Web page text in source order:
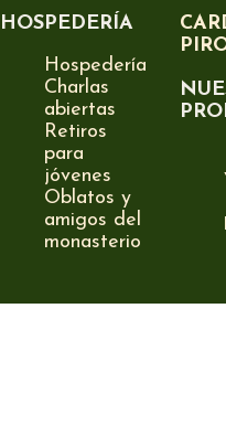
HOSPEDERÍA
Hospedería
Charlas
abiertas
Retiros
para
jóvenes
Oblatos y
amigos del
monasterio